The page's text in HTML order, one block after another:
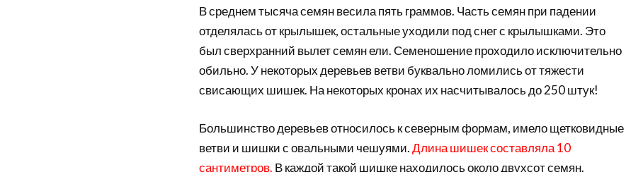
В среднем тысяча семян весила пять граммов. Часть семян при падении
отделялась от крылышек, остальные уходили под снег с крылышками. Это
был сверхранний вылет семян ели. Семеношение проходило исключительно
обильно. У некоторых деревьев ветви буквально ломились от тяжести
свисающих шишек. На некоторых кронах их насчитывалось до 250 штук!
Большинство деревьев относилось к северным формам, имело щетковидные
ветви и шишки с овальными чешуями.Длина шишек составляла 10
сантиметров. В каждой такой шишке находилось около двухсот семян.